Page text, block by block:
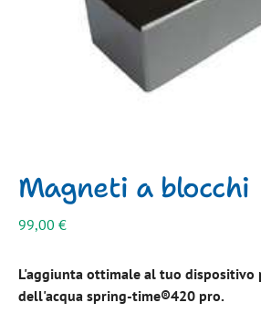
Magneti a blocchi
99,00 €
L'aggiunta ottimale al tuo
dell'acqua spring-time®420 pro.